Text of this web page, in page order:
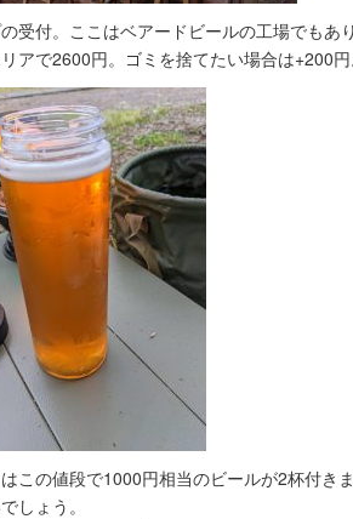
受付。ここはベアードビールの工場でもあ
アで2600円。ゴミを捨てたい場合は+200円
この値段で1000円相当のビールが2杯付き
しょう。